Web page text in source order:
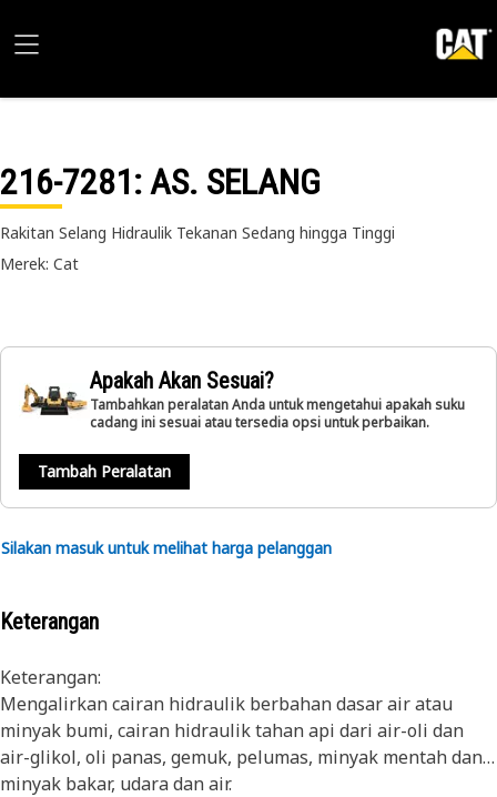
216-7281: AS. SELANG
Rakitan Selang Hidraulik Tekanan Sedang hingga Tinggi
Merek: Cat
Apakah Akan Sesuai?
Tambahkan peralatan Anda untuk mengetahui apakah suku
cadang ini sesuai atau tersedia opsi untuk perbaikan.
Tambah Peralatan
Silakan masuk untuk melihat harga pelanggan
Keterangan
Keterangan:
Mengalirkan cairan hidraulik berbahan dasar air atau
minyak bumi, cairan hidraulik tahan api dari air-oli dan
air-glikol, oli panas, gemuk, pelumas, minyak mentah dan
minyak bakar, udara dan air.